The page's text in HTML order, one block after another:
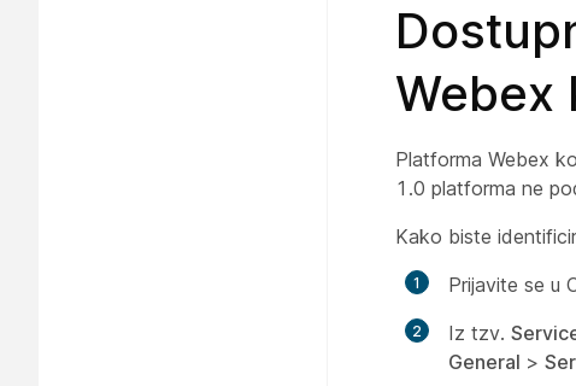
Webex
Platforma Webex
1.0 platforma ne
Kako biste
Prijavite se u
Iz tzv.
General >